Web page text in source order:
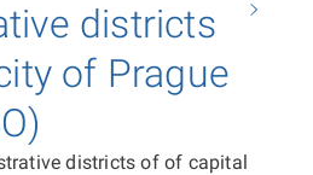
districts
of Prague
districts of of capital